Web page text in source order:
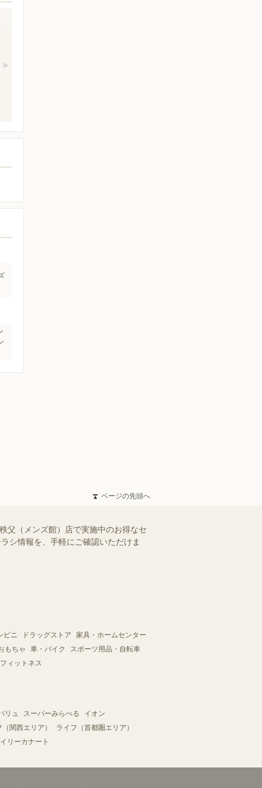
ページの先頭へ
父（メンズ館）店で実施中のお得なセ
シ情報を、手軽にご確認いただけま
ビニ ドラッグストア
家具・ホームセンター
もちゃ
車・バイク
スポーツ用品・自転車
ィットネス
リュ スーパーみらべる
イオン
関西エリア）
ライフ（首都圏エリア）
リーカナート